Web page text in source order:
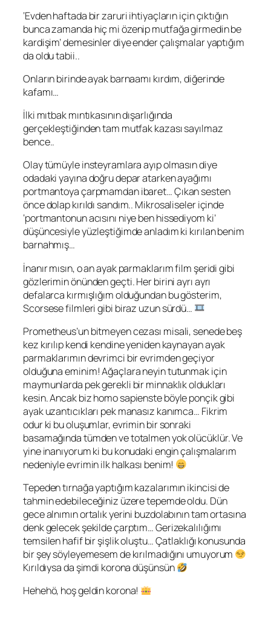
‘Evden haftada bir zaruri ihtiyaçların için çıktığın
bunca zamanda hiç mi özenip mutfağa girmedin be
kardişim’ demesinler diye ender çalışmalar yaptığım
da oldu tabii..
Onların birinde ayak barnaamı kırdım, diğerinde
kafamı…
İlki mıtbak mıntıkasının dışarlığında
gerçekleştiğinden tam mutfak kazası sayılmaz
bence..
Olay tümüyle insteyramlara ayıp olmasın diye
odadaki yayına doğru depar atarken ayağımı
portmantoya çarpmamdan ibaret… Çıkan sesten
önce dolap kırıldı sandım.. Mikrosaliseler içinde
‘portmantonun acısını niye ben hissediyom ki’
düşüncesiyle yüzleştiğimde anladım ki kırılan benim
barnahmış…
İnanır mısın, o an ayak parmaklarım film şeridi gibi
gözlerimin önünden geçti. Her birini ayrı ayrı
defalarca kırmışlığım olduğundan bu gösterim,
Scorsesefilmleri gibi biraz uzun sürdü…
Prometheus’un bitmeyen cezası misali, senede beş
kez kırılıp kendi kendine yeniden kaynayan ayak
parmaklarımın devrimci bir evrimden geçiyor
olduğuna eminim! Ağaçlara neyin tutunmak için
maymunlarda pek gerekli bir minnaklık oldukları
kesin. Ancak bizhomo sapienste böyle ponçik gibi
ayak uzantıcıkları pek manasız kanımca… Fikrim
odur ki bu oluşumlar, evrimin bir sonraki
basamağında tümden ve totalmen yok olücüklür. Ve
yine inanıyorum ki bu konudaki engin çalışmalarım
nedeniyle evrimin ilk halkası benim!
Tepeden tırnağa yaptığım kazalarımın ikincisi de
tahmin edebileceğiniz üzere tepemde oldu. Dün
gece alnımın ortalık yerini buzdolabının tam ortasına
denk gelecek şekilde çarptım… Gerizekalılığımı
temsilen hafif bir şişlik oluştu… Çatlaklığı konusunda
bir şey söyleyemesem de kırılmadığını umuyorum
Kırıldıysa da şimdi korona düşünsün
Hehehö, hoş geldin korona!